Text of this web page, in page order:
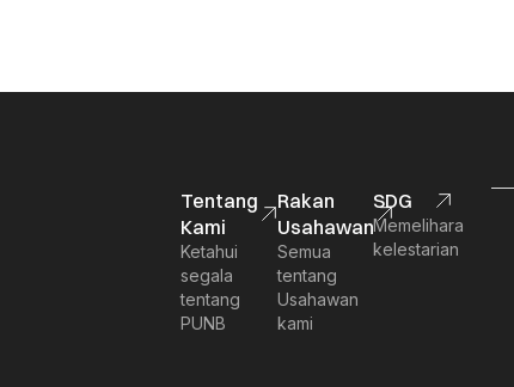
Tentang
Kami
Ketahui
segala
tentang
PUNB
Rakan
Usahawan
Semua
tentang
Usahawan
kami
SDG
Memelihara
kelestarian